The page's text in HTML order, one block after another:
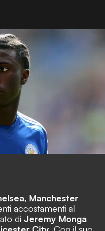
Manchester
accostamenti al
di Jeremy Monga